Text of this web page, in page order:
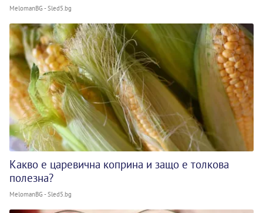
MelomanBG - Sled5.bg
Какво е царевична коприна и защо е толкова
полезна?
MelomanBG - Sled5.bg